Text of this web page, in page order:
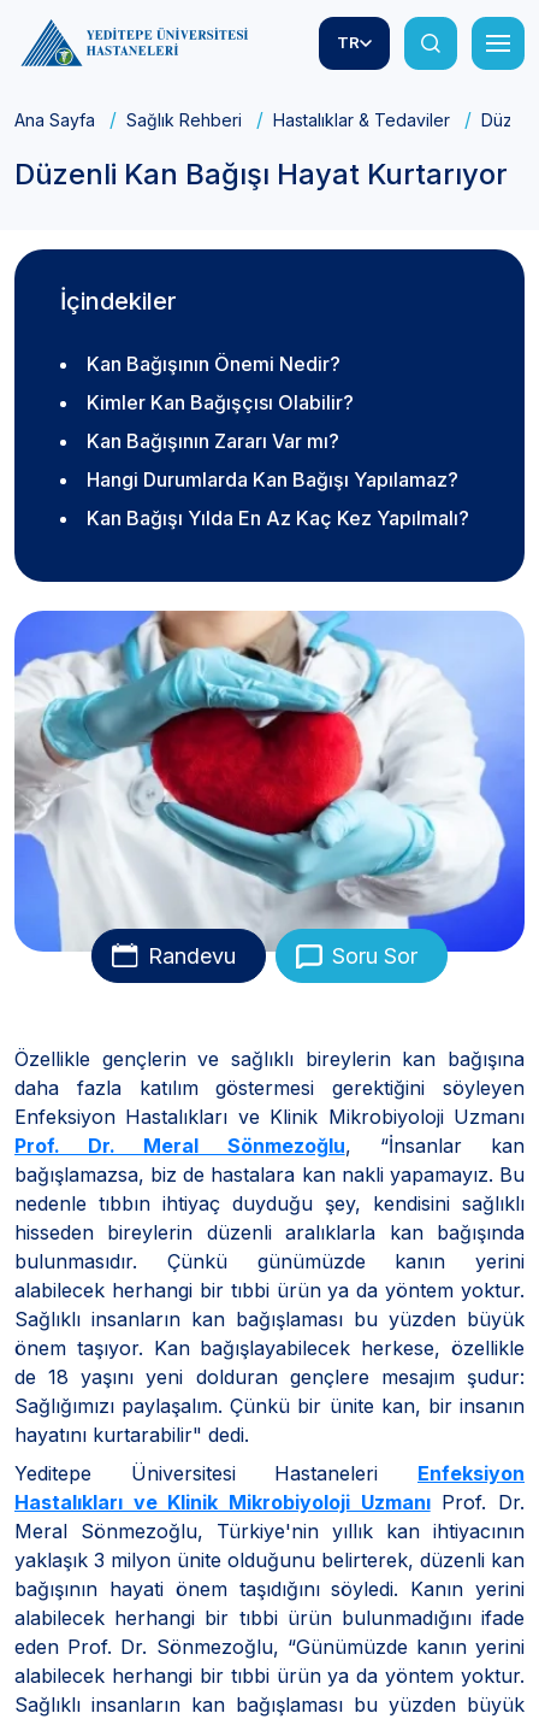
TR
Ana Sayfa Sağlık Rehberi Hastalıklar & Tedaviler
Düzenli Kan Bağışı Hayat Kurtarıyor
İçindekiler
Kan Bağışının Önemi Nedir?
Kimler Kan Bağışçısı Olabilir?
Kan Bağışının Zararı Var mı?
Hangi Durumlarda Kan Bağışı Yapılamaz?
Kan Bağışı Yılda En Az Kaç Kez Yapılmalı?
Randevu Soru Sor
Özellikle gençlerin ve sağlıklı bireylerin kan bağışına
daha fazla katılım göstermesi gerektiğini söyleyen
Enfeksiyon Hastalıkları ve Klinik Mikrobiyoloji Uzmanı
Prof. Dr. Meral Sönmezoğlu, “İnsanlar kan
bağışlamazsa, biz de hastalara kan nakli yapamayız. Bu
nedenle tıbbın ihtiyaç duyduğu şey, kendisini sağlıklı
hisseden bireylerin düzenli aralıklarla kan bağışında
bulunmasıdır. Çünkü günümüzde kanın yerini
alabilecek herhangi bir tıbbi ürün ya da yöntem yoktur.
Sağlıklı insanların kan bağışlaması bu yüzden büyük
önem taşıyor. Kan bağışlayabilecek herkese, özellikle
de 18 yaşını yeni dolduran gençlere mesajım şudur:
Sağlığımızı paylaşalım. Çünkü bir ünite kan, bir insanın
hayatını kurtarabilir" dedi.
Yeditepe Üniversitesi Hastaneleri Enfeksiyon
Hastalıkları ve Klinik Mikrobiyoloji UzmanıProf. Dr.
Meral Sönmezoğlu, Türkiye'nin yıllık kan ihtiyacının
yaklaşık 3 milyon ünite olduğunu belirterek, düzenli kan
bağışının hayati önem taşıdığını söyledi. Kanın yerini
alabilecek herhangi bir tıbbi ürün bulunmadığını ifade
eden Prof. Dr. Sönmezoğlu, “Günümüzde kanın yerini
alabilecek herhangi bir tıbbi ürün ya da yöntem yoktur.
Sağlıklı insanların kan bağışlaması bu yüzden büyük